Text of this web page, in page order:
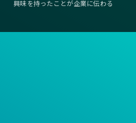
興味を持ったことが企業に伝わる